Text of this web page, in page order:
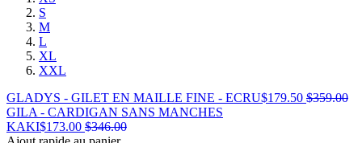
S
M
L
XL
XXL
GLADYS - GILET EN MAILLE FINE - ECRU$179.50 $359.00
GILA - CARDIGAN SANS MANCHES
KAKI$173.00 $346.00